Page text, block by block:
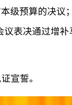
预算的决议
表决通过增
宣誓。